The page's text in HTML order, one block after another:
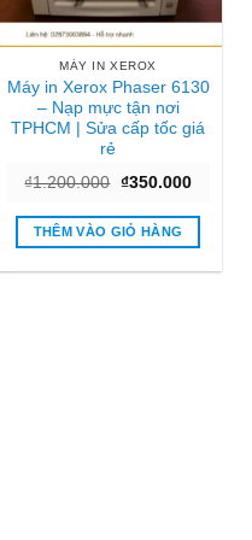
MÁY IN XEROX
Máy in Xerox Phaser 6130
– Nạp mực tận nơi
TPHCM | Sửa cấp tốc giá
rẻ
₫1.200.000 Giá
là:
₫1.200.000.
₫350.000Giá
tại
THÊM VÀO GIỎ HÀNG